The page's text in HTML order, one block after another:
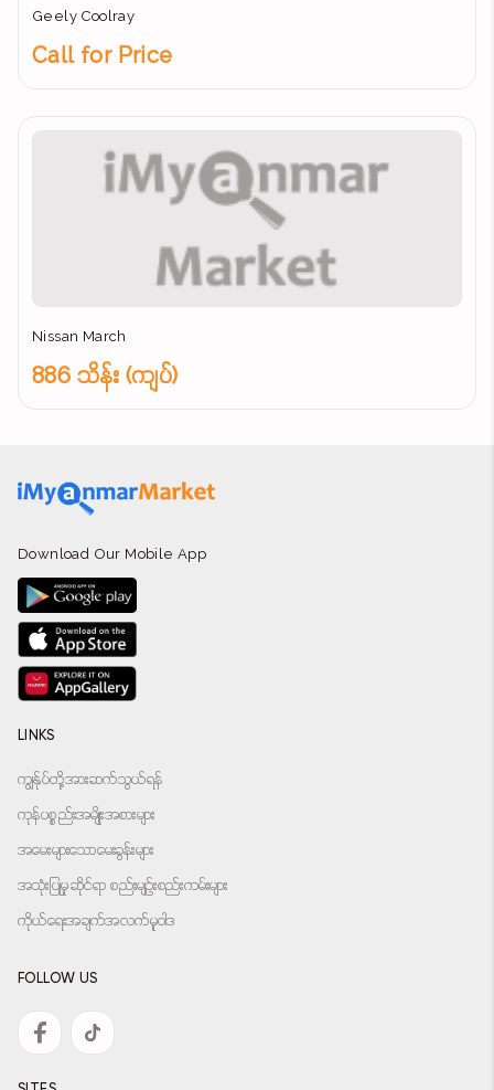
Geely Coolray
Call for Price
Nissan March
886 သိန်း (ကျပ်)
Download Our Mobile App
LINKS
ကျွန်ုပ်တို့အားဆက်သွယ်ရန်
ကုန်ပစ္စည်းအမျိုးအစားများ
အမေးများသောမေးခွန်းများ
အသုံးပြုမှုဆိုင်ရာ စည်းမျဉ်းစည်းကမ်းများ
ကိုယ်ရေးအချက်အလက်မူဝါဒ
FOLLOW US